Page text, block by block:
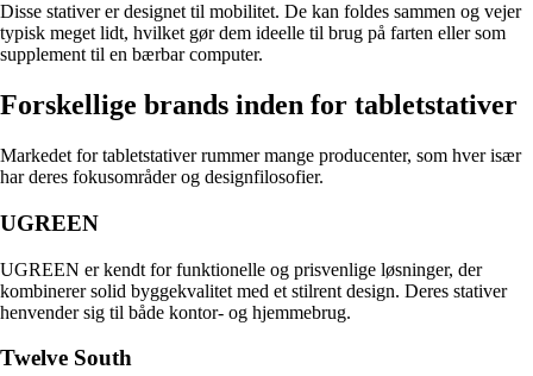
Disse stativer er designet til mobilitet. De kan foldes sammen og vejer
typisk meget lidt, hvilket gør dem ideelle til brug på farten eller som
supplement til en bærbar computer.
Forskellige brands inden for tabletstativer
Markedet for tabletstativer rummer mange producenter, som hver især
har deres fokusområder og designfilosofier.
UGREEN
UGREEN er kendt for funktionelle og prisvenlige løsninger, der
kombinerer solid byggekvalitet med et stilrent design. Deres stativer
henvender sig til både kontor- og hjemmebrug.
Twelve South